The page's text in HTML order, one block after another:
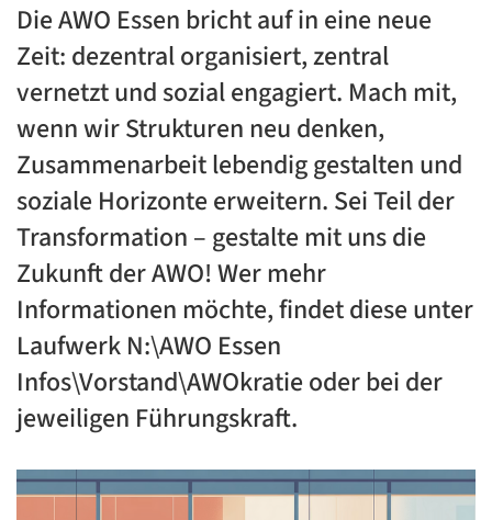
Die AWO Essen bricht auf in eine neue
Zeit: dezentral organisiert, zentral
vernetzt und sozial engagiert. Mach mit,
wenn wir Strukturen neu denken,
Zusammenarbeit lebendig gestalten und
soziale Horizonte erweitern. Sei Teil der
Transformation – gestalte mit uns die
Zukunft der AWO! Wer mehr
Informationen möchte, findet diese unter
Laufwerk N:\AWO Essen
Infos\Vorstand\AWOkratie oder bei der
jeweiligen Führungskraft.